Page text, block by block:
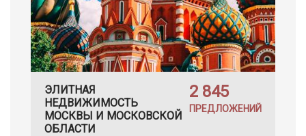
ЭЛИТНАЯ
НЕДВИЖИМОСТЬ
МОСКВЫ И МОСКОВСКОЙ
ОБЛАСТИ
2 845
ПРЕДЛОЖЕНИЙ